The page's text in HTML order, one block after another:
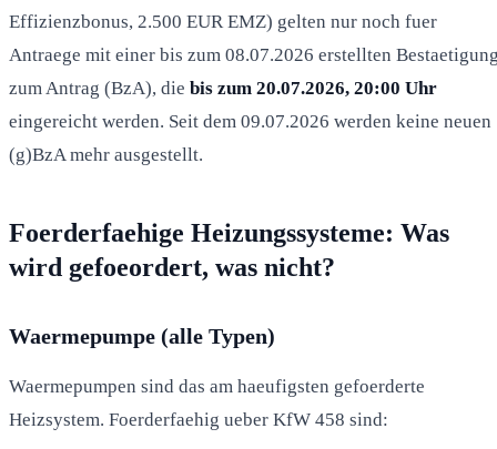
Effizienzbonus, 2.500 EUR EMZ) gelten nur noch fuer
Antraege mit einer bis zum 08.07.2026 erstellten
zum Antrag (BzA), die bis zum 20.07.2026, 20:00 Uhr
eingereicht werden. Seit dem 09.07.2026 werden keine neuen
(g)BzA mehr ausgestellt.
Foerderfaehige Heizungssysteme: Was
wird gefoeordert, was nicht?
Waermepumpe (alle Typen)
Waermepumpen sind das am haeufigsten gefoerderte
Heizsystem. Foerderfaehig ueber KfW 458 sind: